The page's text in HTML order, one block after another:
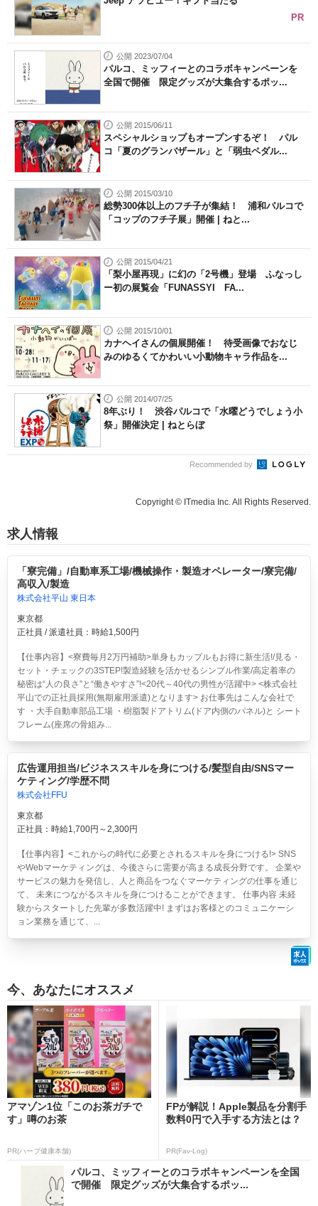
PR
公開 2023/07/04
パルコ、ミッフィーとのコラボキャンペーンを
全国で開催 限定グッズが大集合するポッ...
公開 2015/06/11
スペシャルショップもオープンするぞ！ パル
コ「夏のグランバザール」と「弱虫ペダル...
公開 2015/03/10
総勢300体以上のフチ子が集結！ 浦和パルコで
「コップのフチ子展」開催 | ねと...
公開 2015/04/21
「梨小屋再現」に幻の「2号機」登場 ふなっし
ー初の展覧会「FUNASSYI FA...
公開 2015/10/01
カナヘイさんの個展開催！ 待受画像でおなじ
みのゆるくてかわいい小動物キャラ作品を...
公開 2014/07/25
8年ぶり！ 渋谷パルコで「水曜どうでしょう小
祭」開催決定 | ねとらぼ
Recommended by
Copyright © ITmedia Inc. All Rights Reserved.
求人情報
「寮完備」/自動車系工場/機械操作・製造オペレーター/寮完備/
高収入/製造
株式会社平山 東日本
東京都
正社員 / 派遣社員：時給1,500円
【仕事内容】<寮費毎月2万円補助>単身もカップルもお得に新生活!/見る・
セット・チェックの3STEP!製造経験を活かせるシンプル作業/高定着率の
秘密は“人の良さ”と“働きやすさ”!<20代～40代の男性が活躍中> <株式会社
平山での正社員採用(無期雇用派遣)となります> お仕事先はこんな会社で
す ・大手自動車部品工場 ・樹脂製ドアトリム(ドア内側のパネル)と シート
フレーム(座席の骨組み...
広告運用担当/ビジネススキルを身につける/髪型自由/SNSマー
ケティング/学歴不問
株式会社FFU
東京都
正社員：時給1,700円～2,300円
【仕事内容】<これからの時代に必要とされるスキルを身につける!> SNS
やWebマーケティングは、今後さらに需要が高まる成長分野です。 企業や
サービスの魅力を発信し、人と商品をつなぐマーケティングの仕事を通じ
て、 未来につながるスキルを身につけることができます。 仕事内容 未経
験からスタートした先輩が多数活躍中! まずはお客様とのコミュニケーシ
ョン業務を通じて、...
今、あなたにオススメ
アマゾン1位「このお茶ガチで
す」噂のお茶
PR(ハーブ健康本舗)
FPが解説！Apple製品を分割手
数料0円で入手する方法とは？
PR(Fav-Log)
パルコ、ミッフィーとのコラボキャンペーンを全国
で開催 限定グッズが大集合するポッ...